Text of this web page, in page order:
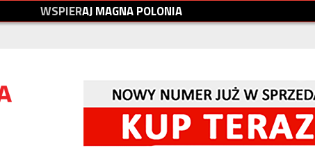
WSPIERAJMAGNAPOLONIA